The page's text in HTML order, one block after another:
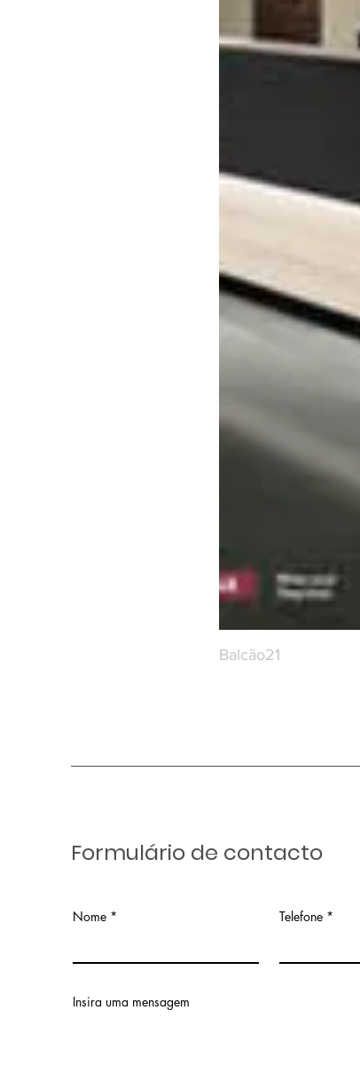
Balcão21
Formulário de contacto
Nome Telefone
Insira uma mensagem